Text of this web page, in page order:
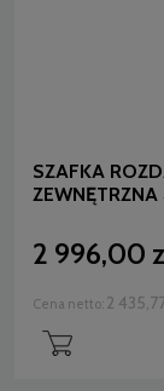
SZAFKA
ZEWNĘTRZNA
2 996,00
Cena netto: 2